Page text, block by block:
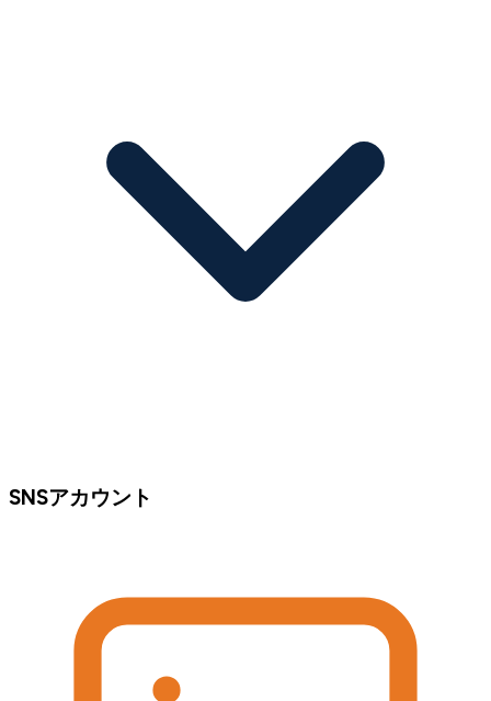
SNSアカウント